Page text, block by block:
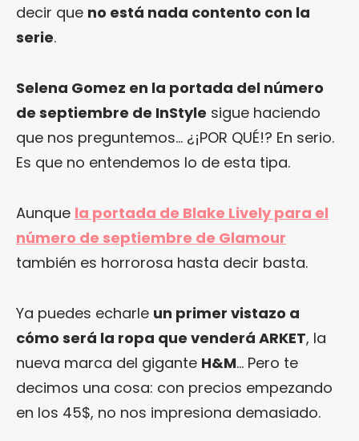
decir que no está nada contento con la
serie.
Selena Gomez en la portada del número
de septiembre de InStyle sigue haciendo
que nos preguntemos… ¿¡POR QUÉ!? En serio.
Es que no entendemos lo de esta tipa.
Aunque la portada de Blake Lively para el
número de septiembre de Glamour
también es horrorosa hasta decir basta.
Ya puedes echarle un primer vistazo a
cómo será la ropa que venderá ARKET, la
nueva marca del gigante H&M… Pero te
decimos una cosa: con precios empezando
en los 45$, no nos impresiona demasiado.